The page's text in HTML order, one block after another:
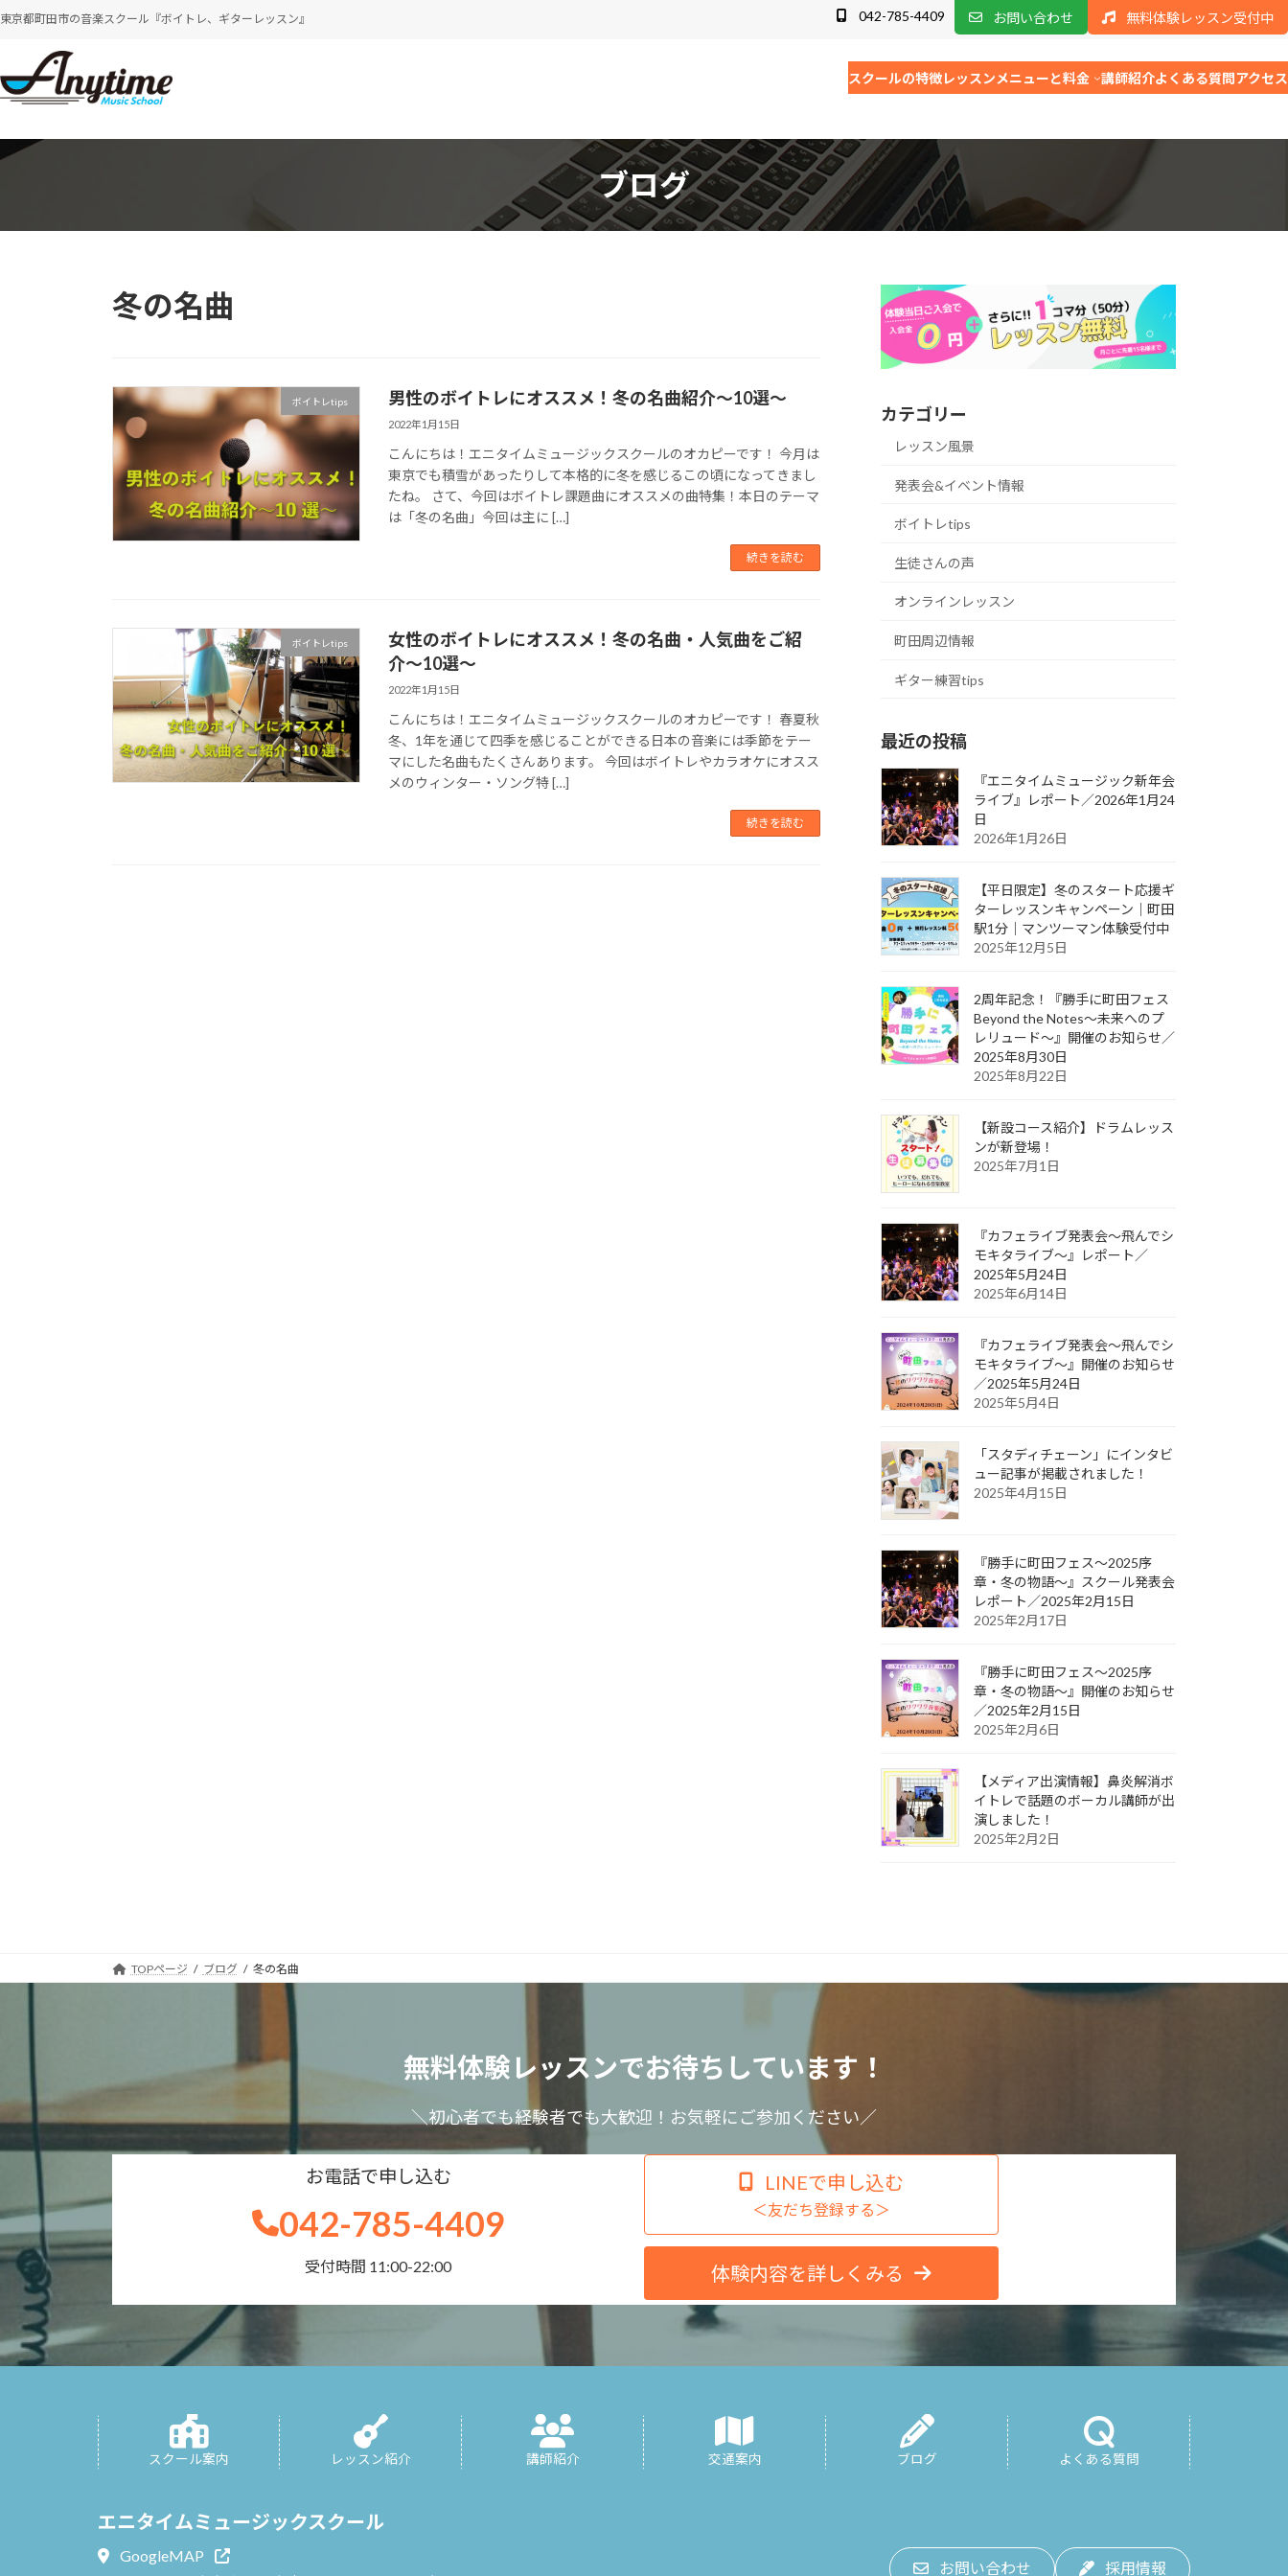
コ
ン
ツ
ス
ナ
ー
シ
ン
東京都町田市の音楽スクール『ボイトレ、ギターレッスン』 042-785-4409 お問い合わせ 無料体験レッスン受付中
スクールの特徴レッスンメニューと料金 講師紹介よくある質問アクセス
ブログ
冬の名曲
ボイトレtips 男性のボイトレにオススメ！冬の名曲紹介〜10選〜
2022年1月15日
こんにちは！エニタイムミュージックスクールのオカピーです！ 今月は
東京でも積雪があったりして本格的に冬を感じるこの頃になってきまし
たね。 さて、今回はボイトレ課題曲にオススメの曲特集！本日のテーマ
は「冬の名曲」今回は主に […]
続きを読む
ボイトレtips
女性のボイトレにオススメ！冬の名曲・人気曲をご紹
介〜10選〜
2022年1月15日
こんにちは！エニタイムミュージックスクールのオカピーです！ 春夏秋
冬、1年を通じて四季を感じることができる日本の音楽には季節をテー
マにした名曲もたくさんあります。 今回はボイトレやカラオケにオスス
メのウィンター・ソング特 […]
続きを読む
カテゴリー
レッスン風景
発表会&イベント情報
ボイトレtips
生徒さんの声
オンラインレッスン
町田周辺情報
ギター練習tips
最近の投稿
『エニタイムミュージック新年会
ライブ』レポート／2026年1月24
日
2026年1月26日
【平日限定】冬のスタート応援ギ
ターレッスンキャンペーン｜町田
駅1分｜マンツーマン体験受付中
2025年12月5日
2周年記念！『勝手に町田フェス
Beyond the Notes～未来へのプ
レリュード～』開催のお知らせ／
2025年8月30日
2025年8月22日
【新設コース紹介】ドラムレッス
ンが新登場！
2025年7月1日
『カフェライブ発表会〜飛んでシ
モキタライブ〜』レポート／
2025年5月24日
2025年6月14日
『カフェライブ発表会〜飛んでシ
モキタライブ〜』開催のお知らせ
／2025年5月24日
2025年5月4日
「スタディチェーン」にインタビ
ュー記事が掲載されました！
2025年4月15日
『勝手に町田フェス〜2025序
章・冬の物語〜』スクール発表会
レポート／2025年2月15日
2025年2月17日
『勝手に町田フェス〜2025序
章・冬の物語〜』開催のお知らせ
／2025年2月15日
2025年2月6日
【メディア出演情報】鼻炎解消ボ
イトレで話題のボーカル講師が出
演しました！
2025年2月2日
TOPページ ブログ 冬の名曲
無料体験レッスンでお待ちしています！
＼初心者でも経験者でも大歓迎！ お気軽にご参加ください／
お電話で申し込む
042-785-4409
受付時間 11:00-22:00
LINEで申し込む
＜友だち登録する＞
体験内容を詳しくみる
スクール案内 レッスン紹介 講師紹介 交通案内 ブログ よくある質問
エニタイムミュージックスクール
GoogleMAP
お問い合わせ 採用情報